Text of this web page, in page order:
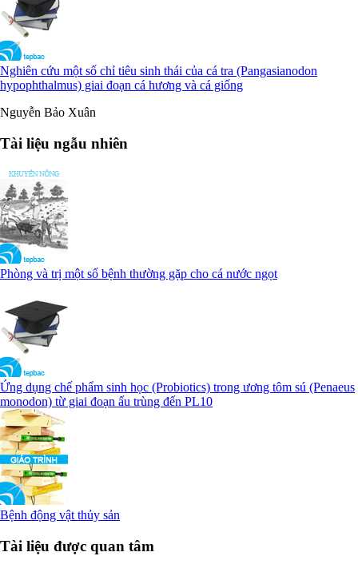
Nghiên cứu một số chỉ tiêu sinh thái của cá tra (Pangasianodon
hypophthalmus) giai đoạn cá hương và cá giống
Nguyễn Bảo Xuân
Tài liệu ngẫu nhiên
Phòng và trị một số bệnh thường gặp cho cá nước ngọt
Ứng dụng chế phẩm sinh học (Probiotics) trong ương tôm sú (Penaeus
monodon) từ giai đoạn ấu trùng đến PL10
Bệnh động vật thủy sản
Tài liệu được quan tâm